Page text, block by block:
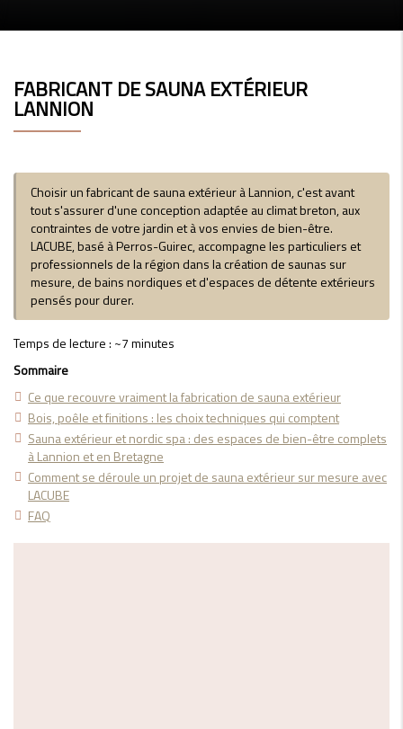
FABRICANT DE SAUNA EXTÉRIEUR
LANNION
Choisir un fabricant de sauna extérieur à Lannion, c'est avant
tout s'assurer d'une conception adaptée au climat breton, aux
contraintes de votre jardin et à vos envies de bien-être.
LACUBE, basé à Perros-Guirec, accompagne les particuliers et
professionnels de la région dans la création de saunas sur
mesure, de bains nordiques et d'espaces de détente extérieurs
pensés pour durer.
Temps de lecture : ~7 minutes
Sommaire
Ce que recouvre vraiment la fabrication de sauna extérieur
Bois, poêle et finitions : les choix techniques qui comptent
Sauna extérieur et nordic spa : des espaces de bien-être complets
à Lannion et en Bretagne
Comment se déroule un projet de sauna extérieur sur mesure avec
LACUBE
FAQ